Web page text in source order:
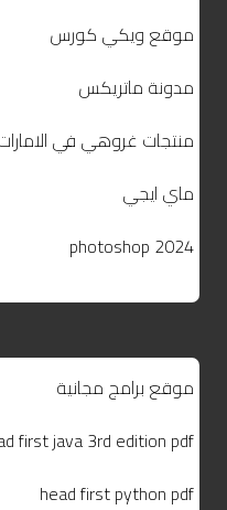
موقع ويكي كورس
مدونة ماتريكس
منتجات غروهي في
ماي ايجي
photoshop 2024
موقع برامج مجانية
first java 3rd edition pdf
head first python pdf